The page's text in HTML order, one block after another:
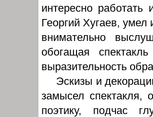
интересно
Георгий Хугаев, умел
внимательно
обогащая
выразительность
Эскизы и
замысел спектакля,
поэтику, подчас